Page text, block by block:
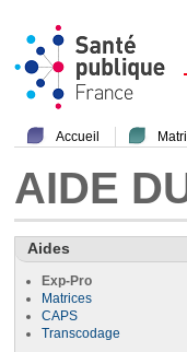
Accueil
AIDE
Aides
Exp-Pro
Matrices
CAPS
Transcodage